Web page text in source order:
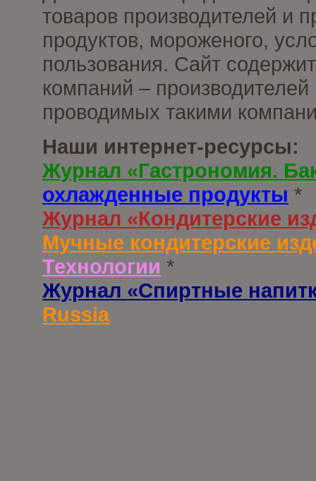
товаров производителей и
продуктов, мороженого,
пользования. Сайт
компаний –
проводимых такими
Наши интернет-ресурсы:
Журнал «Гастрономия.
охлажденные продукты *
Журнал «Кондитерские
Мучные кондитерские
Технологии *
Журнал «Спиртные
Russia